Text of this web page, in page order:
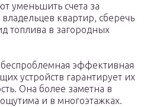
уменьшить счета за
квартир, сберечь
топлива в загородных
эффективная
устройств гарантирует их
Она более заметна в
и в многоэтажках.